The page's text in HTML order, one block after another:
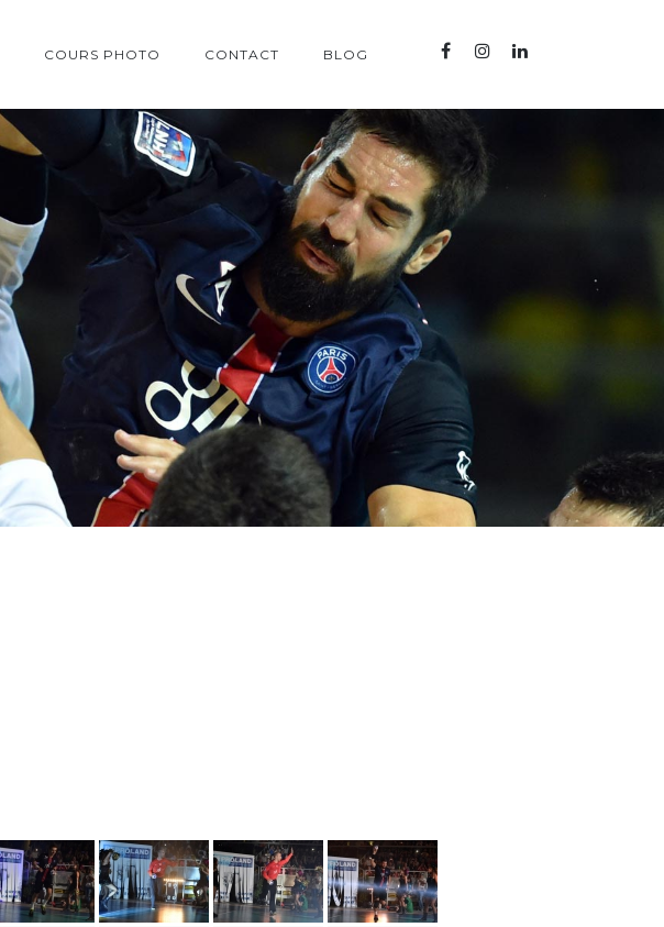
COURS PHOTO CONTACT BLOG